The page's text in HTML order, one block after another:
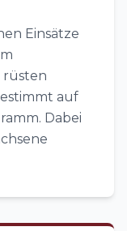
Einsätze
rüsten
auf
Dabei